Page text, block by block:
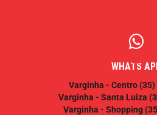
WHATS
Varginha - Centro(35)
Varginha - Santa Luiza
Varginha - Shopping